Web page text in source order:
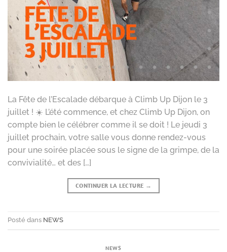
La Fête de l’Escalade débarque à Climb Up Dijon le 3
juillet ! ☀️ L’été commence, et chez Climb Up Dijon, on
compte bien le célébrer comme il se doit ! Le jeudi 3
juillet prochain, votre salle vous donne rendez-vous
pour une soirée placée sous le signe de la grimpe, de la
convivialité… et des […]
CONTINUER LA LECTURE →
Posté dans NEWS
NEWS